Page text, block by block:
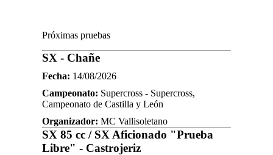
Próximas pruebas
SX - Chañe
Fecha: 14/08/2026
Campeonato: Supercross - Supercross,
Campeonato de Castilla y León
Organizador: MC Vallisoletano
SX 85 cc / SX Aficionado "Prueba
Libre" - Castrojeriz